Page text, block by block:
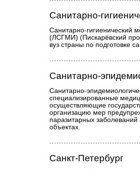
Санитарно-
Санитарно-гигиенический
(ЛСГМИ) (Пискарёвский
вуз страны по подготовке
Санитарно-
Санитарно-
специализированные
осуществляющие
организацию мер
паразитарных
объектах.
Санкт-Петербург